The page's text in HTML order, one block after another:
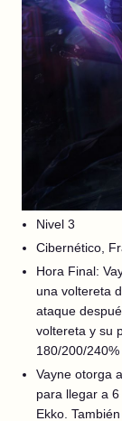
Nivel 3
Cibernético,
Hora Final:
una voltereta
ataque
voltereta y su
180/200/
Vayne otorga
para llegar a
Ekko.